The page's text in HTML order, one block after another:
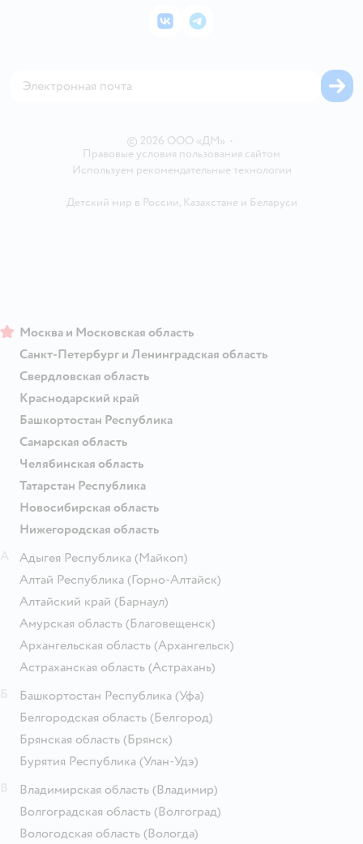
Политика использования файлов cookie
Закупки
Проверка баланса подарочной карты
Корм для кошек
© 2026 ООО «ДМ» •
Правовые условия пользования сайтом
Используем рекомендательные технологии
Детский мир в России, Казахстанеи Беларуси
ВКонтактеTelegram
Москва и Московская область
Санкт-Петербург и Ленинградская область
Свердловская область
Краснодарский край
Башкортостан Республика
Самарская область
Челябинская область
Татарстан Республика
Новосибирская область
Нижегородская область
Адыгея Республика (Майкоп)
Алтай Республика (Горно-Алтайск)
Алтайский край (Барнаул)
Амурская область (Благовещенск)
Архангельская область (Архангельск)
Астраханская область (Астрахань)
Башкортостан Республика (Уфа)
Белгородская область (Белгород)
Брянская область (Брянск)
Бурятия Республика (Улан-Удэ)
Владимирская область (Владимир)
Волгоградская область (Волгоград)
Вологодская область (Вологда)